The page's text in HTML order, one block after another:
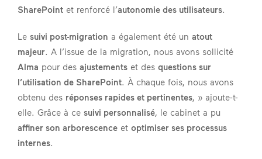
SharePoint et renforcé l’autonomie des utilisateurs.
Le suivi post-migration a également été un atout
majeur. A l’issue de la migration, nous avons sollicité
Alma pour des ajustements et des questions sur
l’utilisation de SharePoint. À chaque fois, nous avons
obtenu des réponses rapides et pertinentes, » ajoute-t-
elle. Grâce à ce suivi personnalisé, le cabinet a pu
affiner son arborescence et optimiser ses processus
internes.